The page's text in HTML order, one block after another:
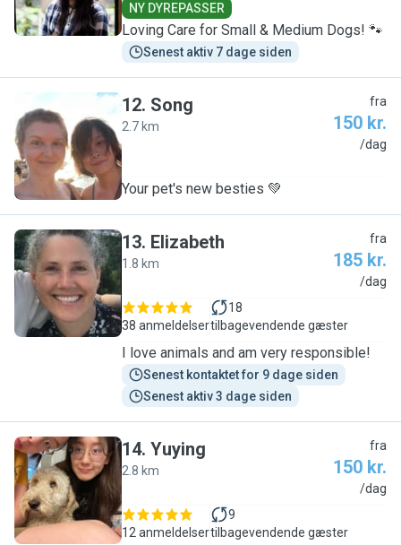
NY DYREPASSER
Loving Care for Small & Medium Dogs! 🐾
Senest aktiv 7 dage siden
S
12. Song
2.7 km
fra
150 kr.
/dag
Your pet's new besties 💚
E
13. Elizabeth
1.8 km
fra
185 kr.
/dag
38 anmeldelser
18
tilbagevendende gæster
I love animals and am very responsible!
Senest kontaktet for 9 dage siden
Senest aktiv 3 dage siden
Y
14. Yuying
2.8 km
fra
150 kr.
/dag
12 anmeldelser
9
tilbagevendende gæster